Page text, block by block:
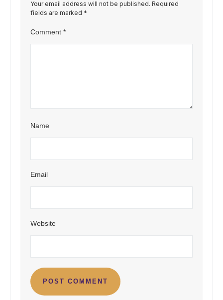
Your email address will not be published. Required
fields are marked *
Comment *
Name
Email
Website